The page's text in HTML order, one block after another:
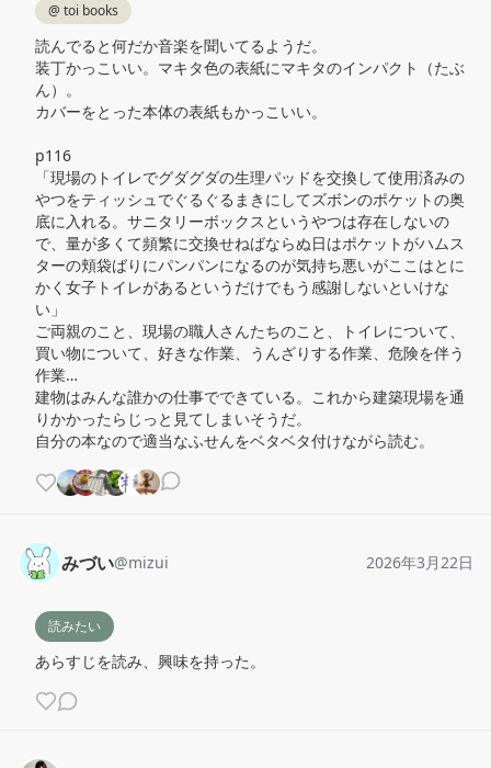
@ toi books
読んでると何だか音楽を聞いてるようだ。
装丁かっこいい。マキタ色の表紙にマキタのインパクト（たぶ
ん）。
カバーをとった本体の表紙もかっこいい。
p116
「現場のトイレでグダグダの生理パッドを交換して使用済みの
やつをティッシュでぐるぐるまきにしてズボンのポケットの奥
底に入れる。サニタリーボックスというやつは存在しないの
で、量が多くて頻繁に交換せねばならぬ日はポケットがハムス
ターの頬袋ばりにパンパンになるのが気持ち悪いがここはとに
かく女子トイレがあるというだけでもう感謝しないといけな
い」
ご両親のこと、現場の職人さんたちのこと、トイレについて、
買い物について、好きな作業、うんざりする作業、危険を伴う
作業…
建物はみんな誰かの仕事でできている。これから建築現場を通
りかかったらじっと見てしまいそうだ。
自分の本なので適当なふせんをベタベタ付けながら読む。
みづい@mizui 2026年3月22日
読みたい
あらすじを読み、興味を持った。